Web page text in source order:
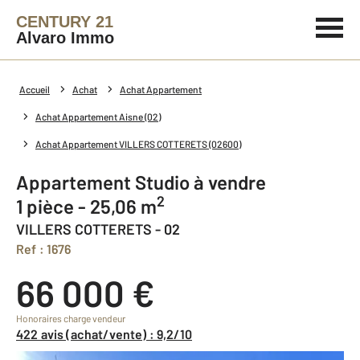
CENTURY 21
Alvaro Immo
Accueil Achat Achat Appartement
Achat Appartement Aisne (02)
Achat Appartement VILLERS COTTERETS (02600)
Appartement Studio à vendre
1 pièce - 25,06 m2
VILLERS COTTERETS - 02
Ref : 1676
66 000 €
Honoraires charge vendeur
422 avis (achat/vente) : 9,2/10